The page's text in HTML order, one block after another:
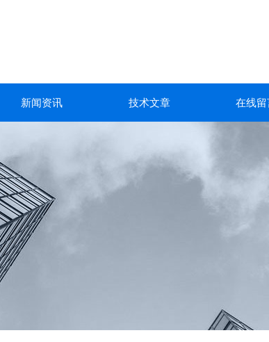
新闻资讯 技术文章 在线留